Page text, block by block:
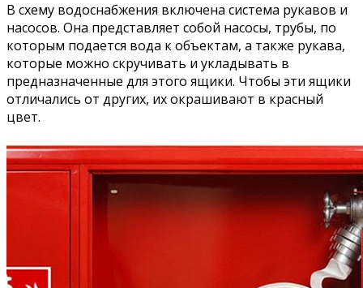
В схему водоснабжения включена система рукавов и
насосов. Она представляет собой насосы, трубы, по
которым подается вода к объектам, а также рукава,
которые можно скручивать и укладывать в
предназначенные для этого ящики. Чтобы эти ящики
отличались от других, их окрашивают в красный
цвет.